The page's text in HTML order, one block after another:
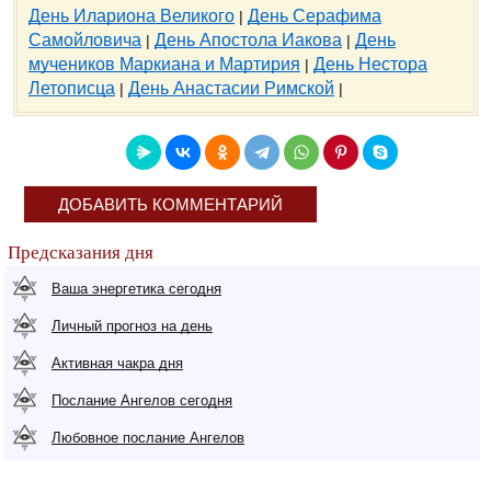
День Илариона Великого | День Серафима
Самойловича | День Апостола Иакова | День
мучеников Маркиана и Мартирия | День Нестора
Летописца | День Анастасии Римской |
ДОБАВИТЬ КОММЕНТАРИЙ
Предсказания дня
Ваша энергетика сегодня
Личный прогноз на день
Активная чакра дня
Послание Ангелов сегодня
Любовное послание Ангелов